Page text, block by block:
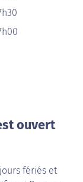
ouvert
fériés et